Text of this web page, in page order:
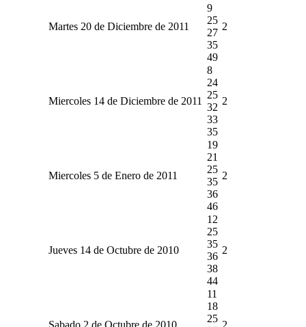
Martes 20 de Diciembre de 2011
9
25
27
35
49
2
Miercoles 14 de Diciembre de 2011
8
24
25
32
33
35
2
Miercoles 5 de Enero de 2011
19
21
25
35
36
46
2
Jueves 14 de Octubre de 2010
12
25
35
36
38
44
2
Sabado 2 de Octubre de 2010
11
18
25
2